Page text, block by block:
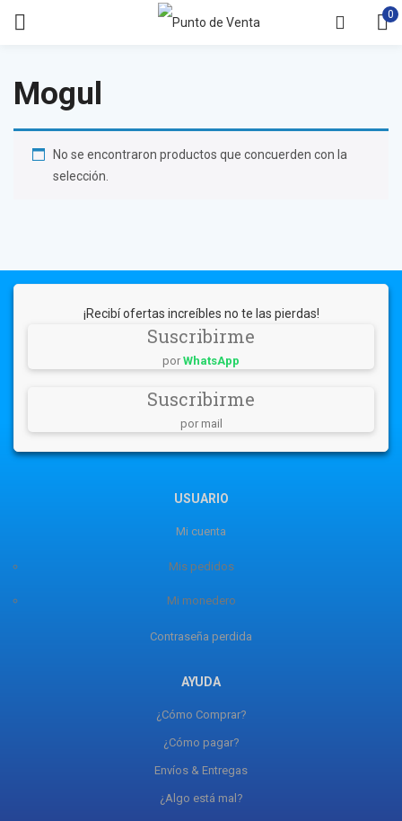
0
Mogul
No se encontraron productos que concuerden con la
selección.
¡Recibí ofertas increíbles no te las pierdas!
Suscribirme
por WhatsApp
Suscribirme
por mail
USUARIO
Mi cuenta
Mis pedidos
Mi monedero
Contraseña perdida
AYUDA
¿Cómo Comprar?
¿Cómo pagar?
Envíos & Entregas
¿Algo está mal?